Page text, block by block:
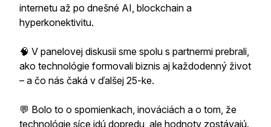
internetu až po dnešné AI, blockchain a
hyperkonektivitu.
🧠 V panelovej diskusii sme spolu s partnermi prebrali,
ako technológie formovali biznis aj každodenný život
– a čo nás čaká v ďalšej 25-ke.
💬 Bolo to o spomienkach, inováciách a o tom, že
technológie síce idú dopredu, ale hodnoty zostávajú.